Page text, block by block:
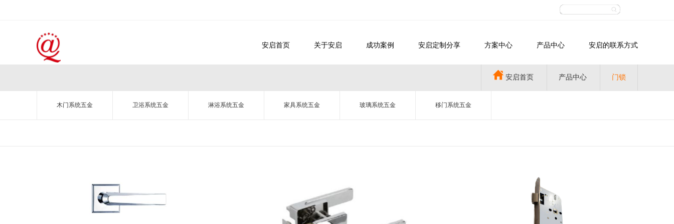
安启首页 关于安启 成功案例 安启定制分享 方案中心 产品中心 安启的联系方式
安启首页 产品中心 门锁
木门系统五金 卫浴系统五金 淋浴系统五金 家具系统五金 玻璃系统五金 移门系统五金